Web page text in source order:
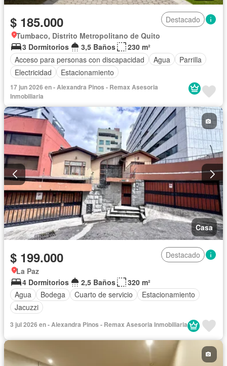
$ 185.000
Destacado
Tumbaco, Distrito Metropolitano de Quito
3 Dormitorios
3,5 Baños
230 m²
Acceso para personas con discapacidad
Agua
Parrilla
Electricidad
Estacionamiento
17 jun 2026 en - Alexandra Pinos - Remax Asesoria
Inmobiliaria
Casa
$ 199.000
Destacado
La Paz
4 Dormitorios
2,5 Baños
320 m²
Agua
Bodega Cuarto de servicio
Estacionamiento
Jacuzzi
3 jul 2026 en - Alexandra Pinos - Remax Asesoria Inmobiliaria